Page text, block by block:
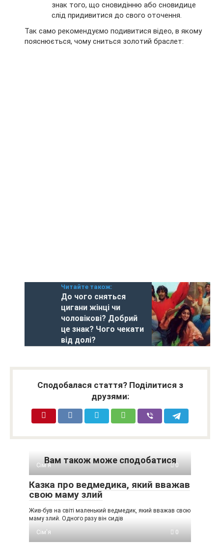
знак того, що сновидінню або сновидице
слід придивитися до свого оточення.
Так само рекомендуємо подивитися відео, в якому
пояснюється, чому сниться золотий браслет:
Читайте також:
До чого сняться
цигани жінці чи
чоловікові? Добрий
це знак? Чого чекати
від долі?
Сподобалася стаття? Поділитися з
друзями:
Вам також може сподобатися
Сім'я 0
Казка про ведмедика, який вважав
свою маму злий
Жив-був на світі маленький ведмедик, який вважав свою
маму злий. Одного разу він сидів
Сім'я
0